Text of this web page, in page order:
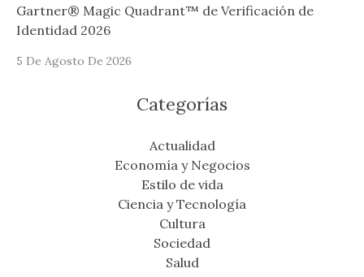
Gartner® Magic Quadrant™ de Verificación de
Identidad 2026
5 De Agosto De 2026
Categorías
Actualidad
Economía y Negocios
Estilo de vida
Ciencia y Tecnología
Cultura
Sociedad
Salud